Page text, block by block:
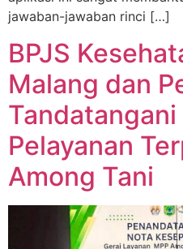
jawaban-jawaban rinci […]
BPJS
Malang dan
Tandatangani
Pelayanan
Among Tani